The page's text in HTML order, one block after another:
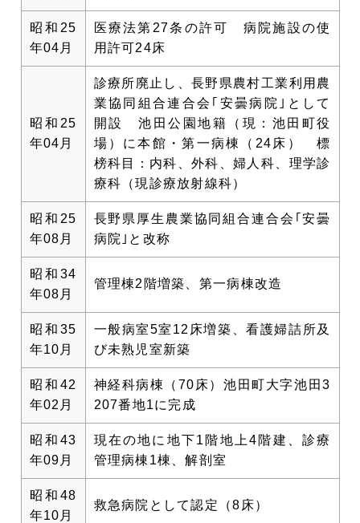
昭和25
年04月
医療法第27条の許可 病院施設の使
用許可24床
昭和25
年04月
診療所廃止し、長野県農村工業利用農
業協同組合連合会｢安曇病院｣として
開設 池田公園地籍（現：池田町役
場）に本館・第一病棟（24床） 標
榜科目：内科、外科、婦人科、理学診
療科（現診療放射線科）
昭和25
年08月
長野県厚生農業協同組合連合会｢安曇
病院｣と改称
昭和34
年08月
管理棟2階増築、第一病棟改造
昭和35
年10月
一般病室5室12床増築、看護婦詰所及
び未熟児室新築
昭和42
年02月
神経科病棟（70床）池田町大字池田3
207番地1に完成
昭和43
年09月
現在の地に地下1階地上4階建、診療
管理病棟1棟、解剖室
昭和48
年10月
救急病院として認定（8床）